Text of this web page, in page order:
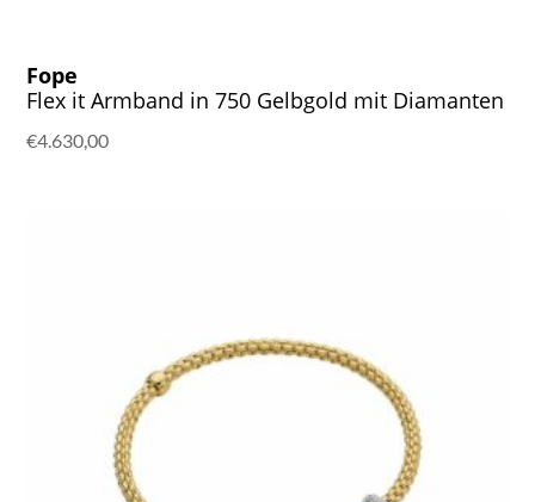
Fope
Flex it Armband in 750 Gelbgold mit Diamanten
€4.630,00